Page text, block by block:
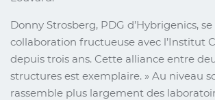
Donny Strosberg, PDG d’Hybrigenics,
collaboration fructueuse avec l’Institut
depuis trois ans. Cette alliance entre
structures est exemplaire. » Au niveau
rassemble plus largement des